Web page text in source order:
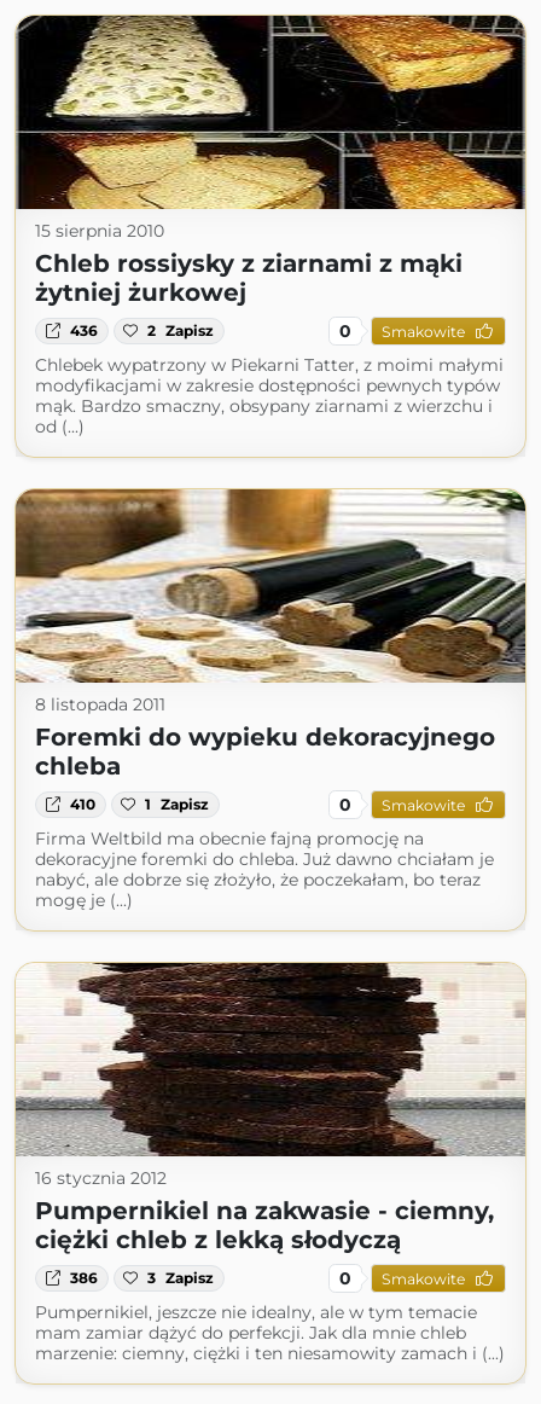
15 sierpnia 2010
Chleb rossiysky z ziarnami z mąki
żytniej żurkowej
436 2 Zapisz 0 Smakowite
Chlebek wypatrzony w Piekarni Tatter, z moimi małymi
modyfikacjami w zakresie dostępności pewnych typów
mąk. Bardzo smaczny, obsypany ziarnami z wierzchu i
od (...)
8 listopada 2011
Foremki do wypieku dekoracyjnego
chleba
410 1 Zapisz 0 Smakowite
Firma Weltbild ma obecnie fajną promocję na
dekoracyjne foremki do chleba. Już dawno chciałam je
nabyć, ale dobrze się złożyło, że poczekałam, bo teraz
mogę je (...)
16 stycznia 2012
Pumpernikiel na zakwasie - ciemny,
ciężki chleb z lekką słodyczą
386 3 Zapisz 0 Smakowite
Pumpernikiel, jeszcze nie idealny, ale w tym temacie
mam zamiar dążyć do perfekcji. Jak dla mnie chleb
marzenie: ciemny, ciężki i ten niesamowity zamach i (...)